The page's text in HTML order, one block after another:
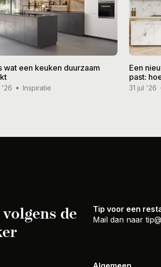
wat een keuken duurzaam
'26 Inspiratie
Een
past:
31 jul '26
de
Tip voor een
Mail dan naar